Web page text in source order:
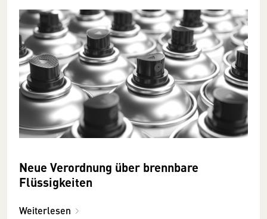
Neue Verordnung über brennbare
Flüssigkeiten
Weiterlesen